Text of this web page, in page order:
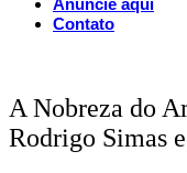
Anuncie aqui
Contato
A Nobreza do
Rodrigo Simas